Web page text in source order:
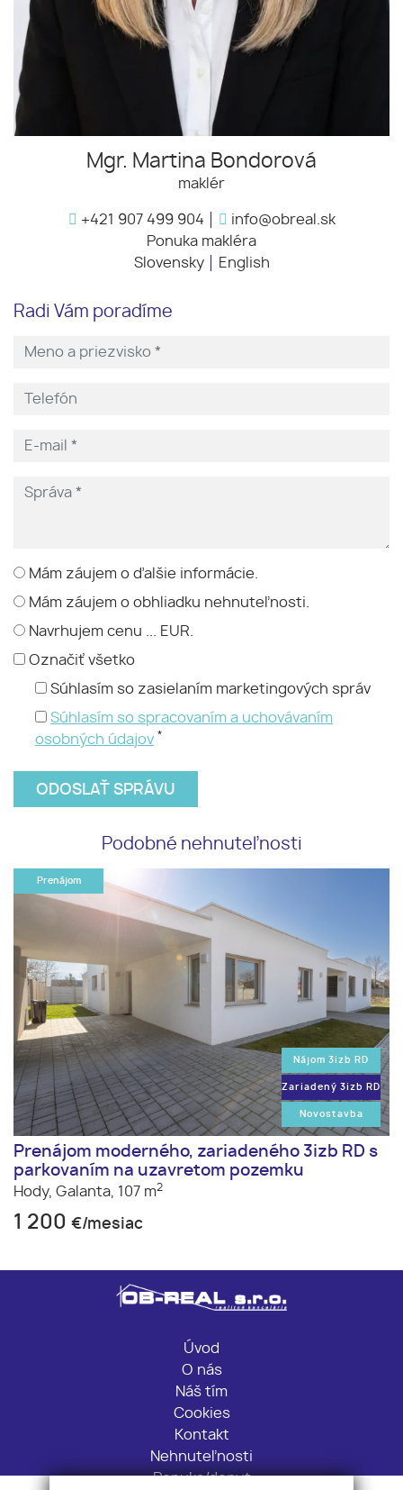
Mgr. Martina Bondorová
maklér
+421 907 499 904
info@obreal.sk
Ponuka makléra
Slovensky
English
Radi Vám poradíme
Mám záujem o ďalšie informácie.
Mám záujem o obhliadku nehnuteľnosti.
Navrhujem cenu ... EUR.
Označiť všetko
Súhlasím so zasielaním marketingových správ
Súhlasím so spracovaním a uchovávaním
osobných údajov *
Podobné nehnuteľnosti
Prenájom
Nájom 3izb RD
Zariadený 3izb RD
Novostavba
Prenájom moderného, zariadeného 3izb RD s
parkovaním na uzavretom pozemku
Hody, Galanta, 107 m2
1 200 €/mesiac
Úvod
O nás
Náš tím
Cookies
Kontakt
Nehnuteľnosti
Ponuka/dopyt